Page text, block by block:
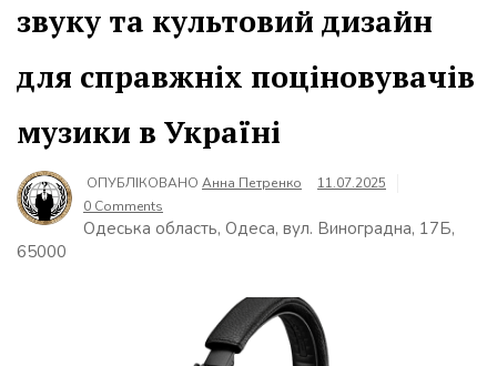
звуку та культовий дизайн
для справжніх поціновувачів
музики в Україні
ОПУБЛІКОВАНО Анна Петренко
11.07.2025
0 Comments
Одеська область, Одеса, вул. Виноградна, 17Б,
65000